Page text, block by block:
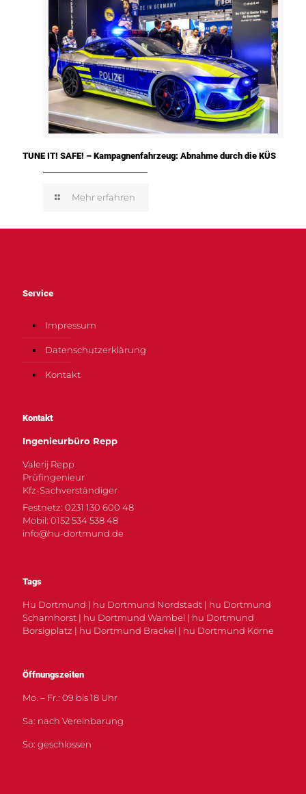
TUNE IT! SAFE! – Kampagnenfahrzeug: Abnahme durch die KÜS
Mehr erfahren
Service
Impressum
Datenschutzerklärung
Kontakt
Kontakt
Ingenieurbüro Repp
Valerij Repp
Prüfingenieur
Kfz-Sachverständiger
Festnetz: 0231 130 600 48
Mobil: 0152 534 538 48
info@hu-dortmund.de
Tags
Hu Dortmund | hu Dortmund Nordstadt | hu Dortmund
Scharnhorst | hu Dortmund Wambel | hu Dortmund
Borsigplatz | hu Dortmund Brackel | hu Dortmund Körne
Öffnungszeiten
Mo. – Fr.: 09 bis 18 Uhr
Sa: nach Vereinbarung
So: geschlossen